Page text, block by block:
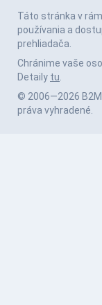
Táto stránka v
používania a
prehliadača.
Chránime vaše
Detaily tu.
© 2006—2026
práva vyhradené.